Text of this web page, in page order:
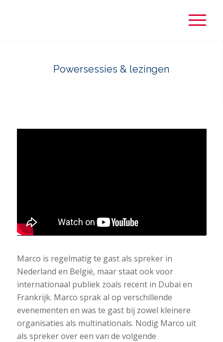
Powersessies & lezingen
Marco is regelmatig te gast als spreker in
Nederland en België, maar staat ook voor
internationaal publiek zoals recent in Dubai en
Frankrijk. Marco sprak al op verschillende
evenementen en was te gast bij zowel kleinere
organisaties als multinationals. Nodig Marco uit
als spreker over een van de volgende